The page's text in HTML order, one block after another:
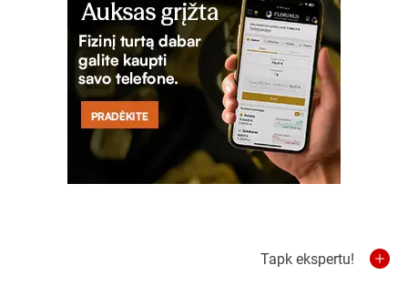
Tapk ekspertu!